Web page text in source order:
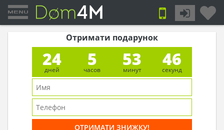
Отримати подарунок
24
дней
5
часов
53
минут
46
секунд